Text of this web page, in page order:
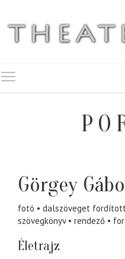
Görgey
fotó dalszöveget
szövegkönyv
rendező
Életrajz